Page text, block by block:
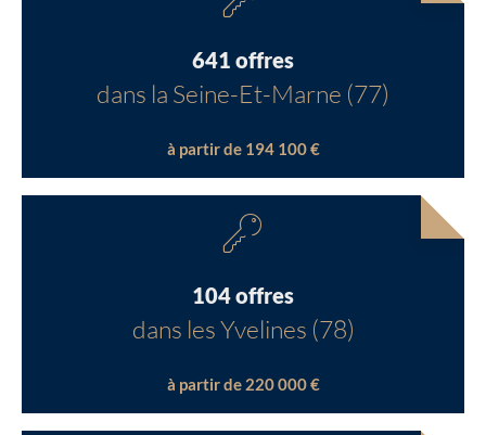
641 offres
dans la Seine-Et-Marne (77)
à partir de 194 100 €
104 offres
dans les Yvelines (78)
à partir de 220 000 €